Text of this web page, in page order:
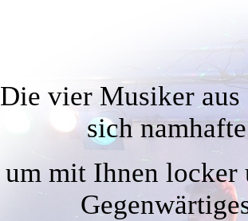
Die vier Musiker aus
sich
um mit Ihnen locker